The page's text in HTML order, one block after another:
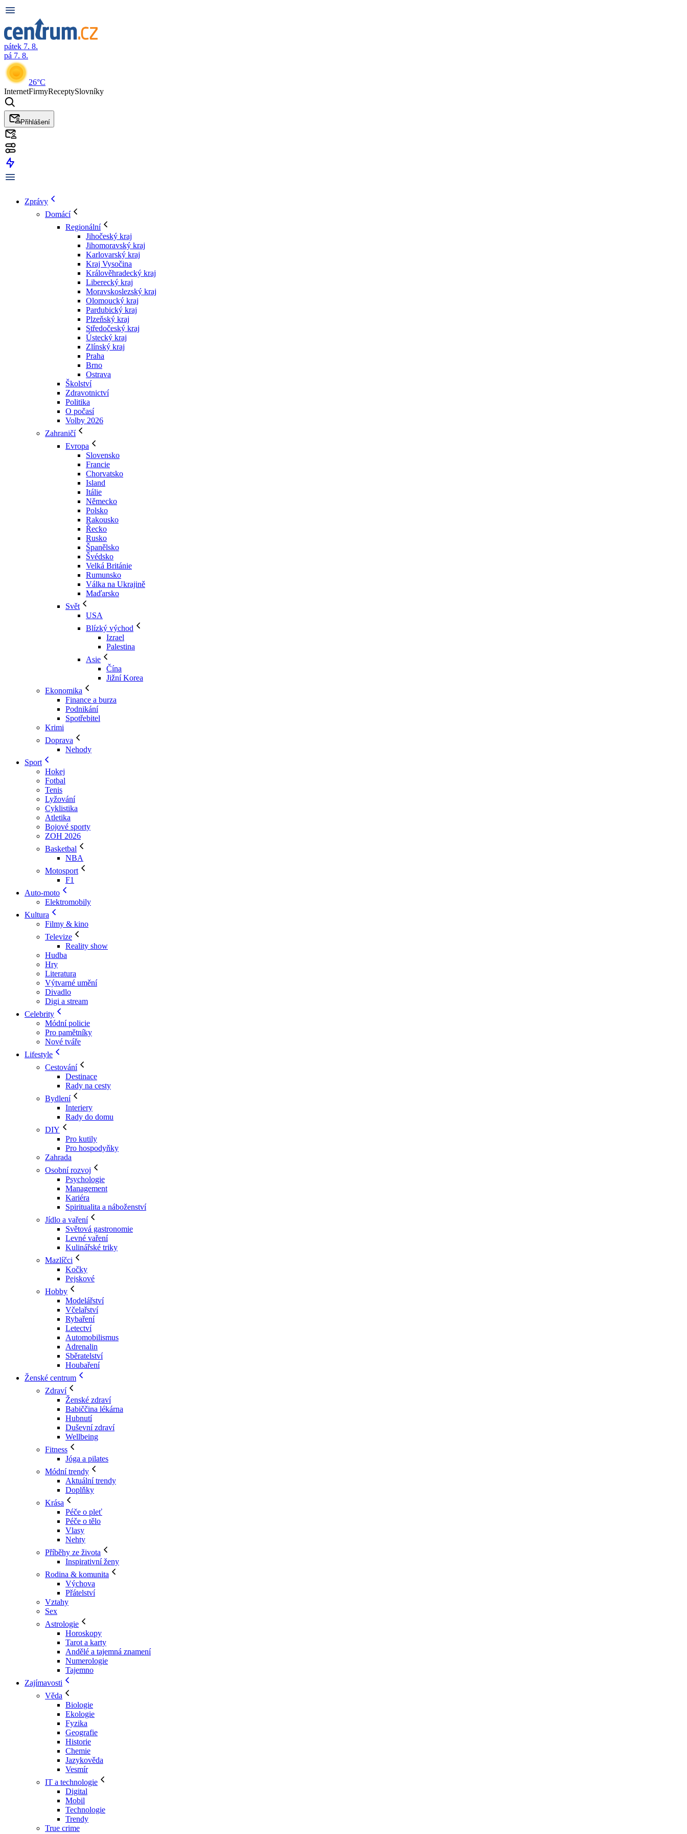
pátek 7. 8.
pá 7. 8.
26°C
InternetFirmyReceptySlovníky
Přihlášení
Zprávy
Domácí
Regionální
Jihočeský kraj
Jihomoravský kraj
Karlovarský kraj
Kraj Vysočina
Králověhradecký kraj
Liberecký kraj
Moravskoslezský kraj
Olomoucký kraj
Pardubický kraj
Plzeňský kraj
Středočeský kraj
Ústecký kraj
Zlínský kraj
Praha
Brno
Ostrava
Školství
Zdravotnictví
Politika
O počasí
Volby 2026
Zahraničí
Evropa
Slovensko
Francie
Chorvatsko
Island
Itálie
Německo
Polsko
Rakousko
Řecko
Rusko
Španělsko
Švédsko
Velká Británie
Rumunsko
Válka na Ukrajině
Maďarsko
Svět
USA
Blízký východ
Izrael
Palestina
Asie
Čína
Jižní Korea
Ekonomika
Finance a burza
Podnikání
Spotřebitel
Krimi
Doprava
Nehody
Sport
Hokej
Fotbal
Tenis
Lyžování
Cyklistika
Atletika
Bojové sporty
ZOH 2026
Basketbal
NBA
Motosport
F1
Auto-moto
Elektromobily
Kultura
Filmy & kino
Televize
Reality show
Hudba
Hry
Literatura
Výtvarné umění
Divadlo
Digi a stream
Celebrity
Módní policie
Pro pamětníky
Nové tváře
Lifestyle
Cestování
Destinace
Rady na cesty
Bydlení
Interiery
Rady do domu
DIY
Pro kutily
Pro hospodyňky
Zahrada
Osobní rozvoj
Psychologie
Management
Kariéra
Spiritualita a náboženství
Jídlo a vaření
Světová gastronomie
Levné vaření
Kulinářské triky
Mazlíčci
Kočky
Pejskové
Hobby
Modelářství
Včelařství
Rybaření
Letectví
Automobilismus
Adrenalin
Sběratelství
Houbaření
Ženské centrum
Zdraví
Ženské zdraví
Babiččina lékárna
Hubnutí
Duševní zdraví
Wellbeing
Fitness
Jóga a pilates
Módní trendy
Aktuální trendy
Doplňky
Krása
Péče o pleť
Péče o tělo
Vlasy
Nehty
Příběhy ze života
Inspirativní ženy
Rodina & komunita
Výchova
Přátelství
Vztahy
Sex
Astrologie
Horoskopy
Tarot a karty
Andělé a tajemná znamení
Numerologie
Tajemno
Zajímavosti
Věda
Biologie
Ekologie
Fyzika
Geografie
Historie
Chemie
Jazykověda
Vesmír
IT a technologie
Digital
Mobil
Technologie
Trendy
True crime